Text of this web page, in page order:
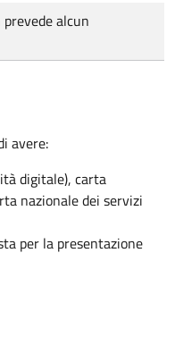
alcun
avere:
digitale), carta
nazionale dei servizi
per la presentazione